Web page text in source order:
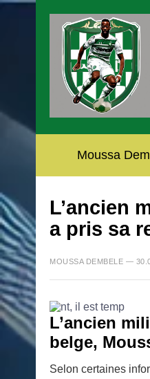
Moussa
L’ancien
a pris sa
MOUSSA DEMBELE —
L’ancien
belge,
Selon certaines